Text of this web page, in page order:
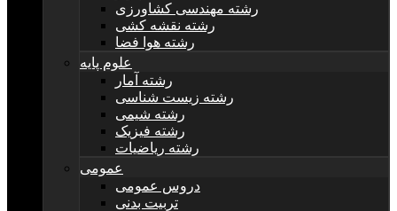
رشته مهندسی کشاورزی
رشته نقشه کشی
رشته هوا فضا
علوم پایه
رشته آمار
رشته زیست شناسی
رشته شیمی
رشته فیزیک
رشته ریاضیات
عمومی
دروس عمومی
تربیت بدنی